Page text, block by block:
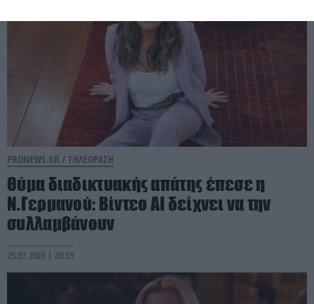
PRONEWS.GR / ΤΗΛΕΟΡΑΣΗ
Θύμα διαδικτυακής απάτης έπεσε η
Ν.Γερμανού: Bίντεο ΑΙ δείχνει να την
συλλαμβάνουν
25.07.2026 | 20:59